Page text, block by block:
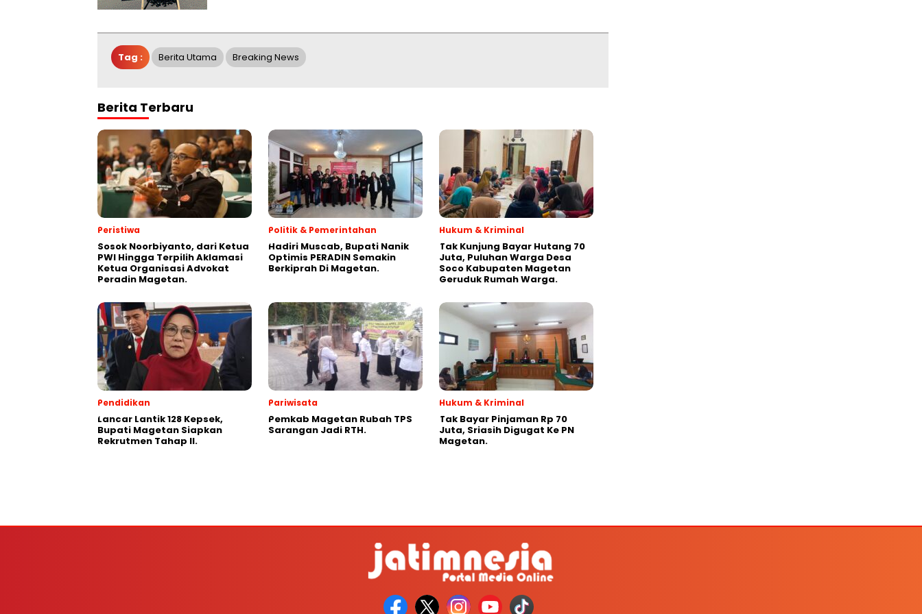
Tag : Berita Utama Breaking News
Berita Terbaru
Peristiwa
Sosok Noorbiyanto, dari Ketua
PWI Hingga Terpilih Aklamasi
Ketua Organisasi Advokat
Peradin Magetan.
Politik & Pemerintahan
Hadiri Muscab, Bupati Nanik
Optimis PERADIN Semakin
Berkiprah Di Magetan.
Hukum & Kriminal
Tak Kunjung Bayar Hutang 70
Juta, Puluhan Warga Desa
Soco Kabupaten Magetan
Geruduk Rumah Warga.
Pendidikan
Lancar Lantik 128 Kepsek,
Bupati Magetan Siapkan
Rekrutmen Tahap II.
Pariwisata
Pemkab Magetan Rubah TPS
Sarangan Jadi RTH.
Hukum & Kriminal
Tak Bayar Pinjaman Rp 70
Juta, Sriasih Digugat Ke PN
Magetan.